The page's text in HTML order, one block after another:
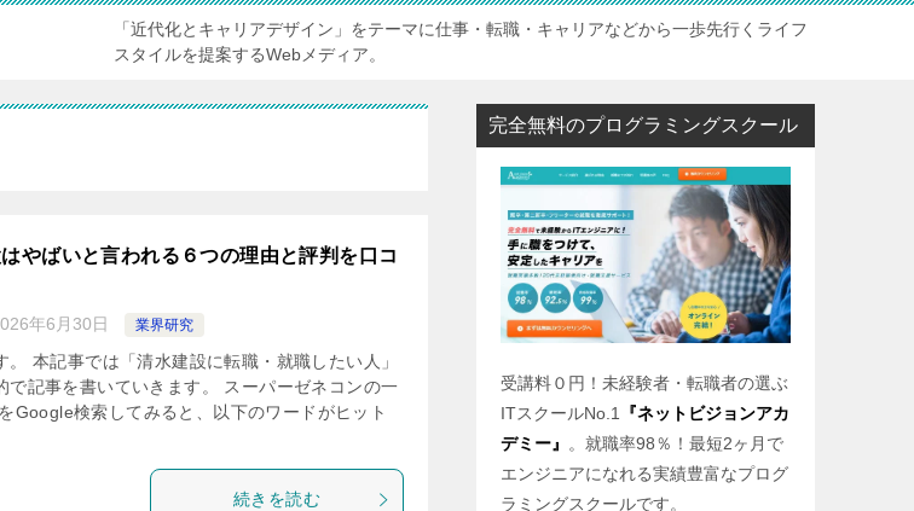
「近代化とキャリアデザイン」をテーマに仕事・転職・キャリアなどから一歩先行くライフ
スタイルを提案するWebメディア。
やばいと言われる６つの理由と評判を口コ
年6月30日 業界研究
本記事では「清水建設に転職・就職したい人」
で記事を書いていきます。 スーパーゼネコンの一
Google検索してみると、以下のワードがヒット
続きを読む
完全無料のプログラミングスクール
受講料０円！未経験者・転職者の選ぶ
ITスクールNo.1
『ネットビジョンアカ
デミー』
。就職率98％！最短2ヶ月で
エンジニアになれる実績豊富なプログ
ラミングスクールです。